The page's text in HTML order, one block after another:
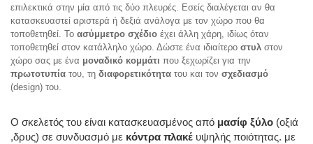
επιλεκτικά στην μία από τις δύο πλευρές. Εσείς διαλέγεται αν θα
κατασκευαστεί αριστερά ή δεξιά ανάλογα με τον χώρο που θα
τοποθετηθεί. Το ασύμμετρο σχέδιο έχει άλλη χάρη, ιδίως όταν
τοποθετηθεί στον κατάλληλο χώρο. Δώστε ένα ιδιαίτερο στυλ στον
χώρο σας με ένα μοναδικό κομμάτι που ξεχωρίζει για την
πρωτοτυπία του, τη διαφορετικότητα του και τον σχεδιασμό
(design) του.
Ο σκελετός του είναι κατασκευασμένος από μασίφ ξύλο (οξιά
,δρυς) σε συνδυασμό με κόντρα πλακέ υψηλής ποιότητας. με